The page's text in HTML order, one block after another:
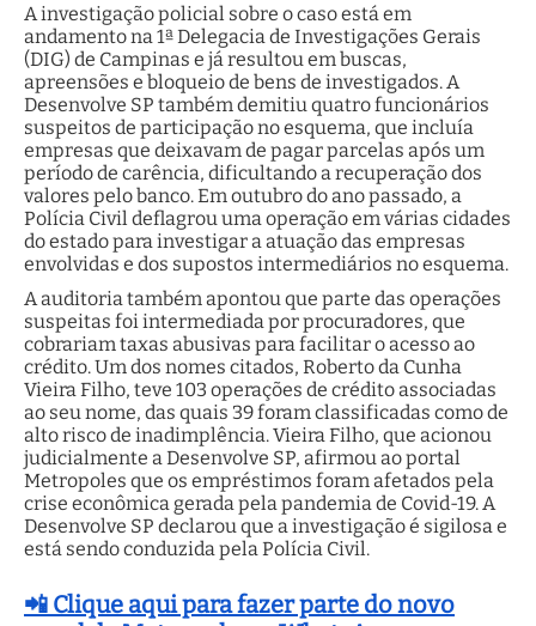
A investigação policial sobre o caso está em
andamento na 1ª Delegacia de Investigações Gerais
(DIG) de Campinas e já resultou em buscas,
apreensões e bloqueio de bens de investigados. A
Desenvolve SP também demitiu quatro funcionários
suspeitos de participação no esquema, que incluía
empresas que deixavam de pagar parcelas após um
período de carência, dificultando a recuperação dos
valores pelo banco. Em outubro do ano passado, a
Polícia Civil deflagrou uma operação em várias cidades
do estado para investigar a atuação das empresas
envolvidas e dos supostos intermediários no esquema.
A auditoria também apontou que parte das operações
suspeitas foi intermediada por procuradores, que
cobrariam taxas abusivas para facilitar o acesso ao
crédito. Um dos nomes citados, Roberto da Cunha
Vieira Filho, teve 103 operações de crédito associadas
ao seu nome, das quais 39 foram classificadas como de
alto risco de inadimplência. Vieira Filho, que acionou
judicialmente a Desenvolve SP, afirmou ao portal
Metropoles que os empréstimos foram afetados pela
crise econômica gerada pela pandemia de Covid-19. A
Desenvolve SP declarou que a investigação é sigilosa e
está sendo conduzida pela Polícia Civil.
📲 Clique aqui para fazer parte do novo